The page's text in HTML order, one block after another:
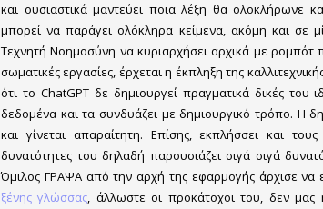
και ουσιαστικά μαντεύει ποια λέξη θα ολοκλήρωνε
μπορεί να παράγει ολόκληρα κείμενα, ακόμη και σε
Τεχνητή Νοημοσύνη να κυριαρχήσει αρχικά με
σωματικές εργασίες, έρχεται η έκπληξη της
ότι το ChatGPT δε δημιουργεί πραγματικά δικές του
δεδομένα και τα συνδυάζει με δημιουργικό τρόπο. Η
και γίνεται απαραίτητη. Επίσης, εκπλήσσει και
δυνατότητες του δηλαδή παρουσιάζει σιγά σιγά
Όμιλος ΓΡΑΨΑ από την αρχή της εφαρμογής άρχισε να
ξένης γλώσσας, άλλωστε οι προκάτοχοι του, δεν